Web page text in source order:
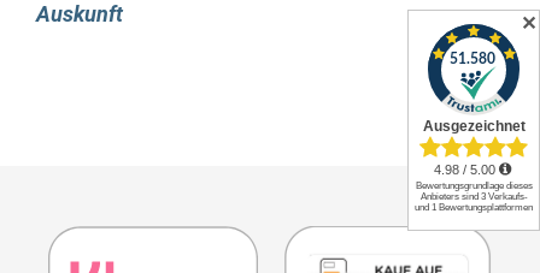
Auskunft ✕